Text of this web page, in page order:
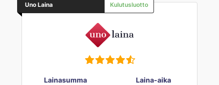
Uno Laina Kulutusluotto
Lainasumma Laina-aika